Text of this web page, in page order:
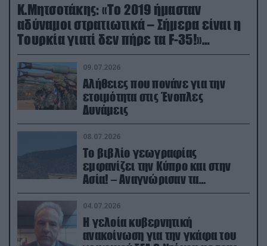
Κ.Μητσοτάκης: «Το 2019 ήμασταν
αδύναμοι στρατιωτικά – Σήμερα είναι η
Τουρκία γιατί δεν πήρε τα F-35!»
(βίντεο)
09.07.2026
Αλήθειες που πονάνε για την
ετοιμότητα στις Ένοπλες
Δυνάμεις
08.07.2026
Το βιβλίο γεωγραφίας
εμφανίζει την Κύπρο και στην
Ασία! – Αναγνώρισαν τα
κατεχόμενα; (φωτο)
04.07.2026
Η γελοία κυβερνητική
ανακοίνωση για την γκάφα του